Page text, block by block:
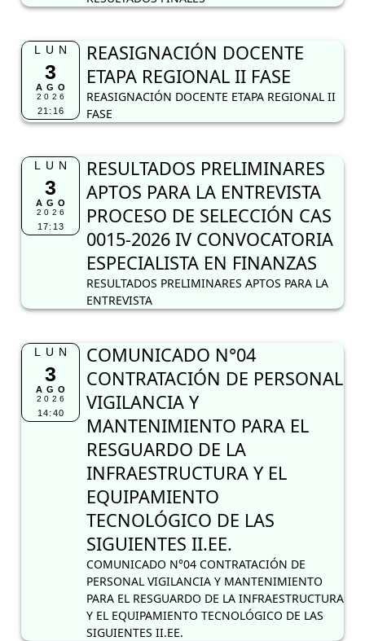
LUN
3
AGO
2026
21:16
REASIGNACIÓN DOCENTE
ETAPA REGIONAL II FASE
REASIGNACIÓN DOCENTE ETAPA REGIONAL II
FASE
LUN
3
AGO
2026
17:13
RESULTADOS PRELIMINARES
APTOS PARA LA ENTREVISTA
PROCESO DE SELECCIÓN CAS
0015-2026 IV CONVOCATORIA
ESPECIALISTA EN FINANZAS
RESULTADOS PRELIMINARES APTOS PARA LA
ENTREVISTA
LUN
3
AGO
2026
14:40
COMUNICADO N°04
CONTRATACIÓN DE PERSONAL
VIGILANCIA Y
MANTENIMIENTO PARA EL
RESGUARDO DE LA
INFRAESTRUCTURA Y EL
EQUIPAMIENTO
TECNOLÓGICO DE LAS
SIGUIENTES II.EE.
COMUNICADO N°04 CONTRATACIÓN DE
PERSONAL VIGILANCIA Y MANTENIMIENTO
PARA EL RESGUARDO DE LA INFRAESTRUCTURA
Y EL EQUIPAMIENTO TECNOLÓGICO DE LAS
SIGUIENTES II.EE.